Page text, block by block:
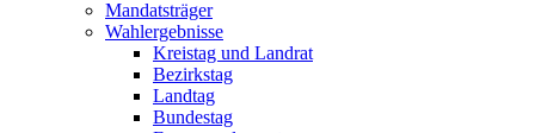
Mandatsträger
Wahlergebnisse
Kreistag und Landrat
Bezirkstag
Landtag
Bundestag